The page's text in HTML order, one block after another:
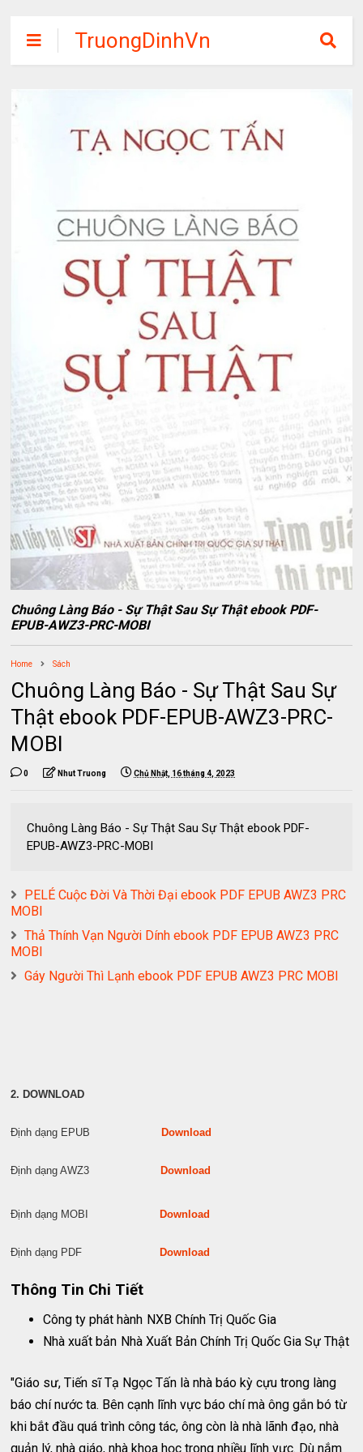
TruongDinhVn
Chia sẽ ebook,
tập miễn phí
Chuông Làng Báo - Sự Thật Sau Sự Thật ebook PDF-
EPUB-AWZ3-PRC-MOBI
Home Sách
Chuông Làng Báo - Sự Thật Sau Sự
Thật ebook PDF-EPUB-AWZ3-PRC-
MOBI
0 Nhut Truong Chủ Nhật, 16 tháng 4, 2023
Chuông Làng Báo - Sự Thật Sau Sự Thật ebook PDF-
EPUB-AWZ3-PRC-MOBI
PELÉ Cuộc Đời Và Thời Đại ebook PDF EPUB AWZ3 PRC
MOBI
Thả Thính Vạn Người Dính ebook PDF EPUB AWZ3 PRC
MOBI
Gáy Người Thì Lạnh ebook PDF EPUB AWZ3 PRC MOBI
2. DOWNLOAD
Định dạng EPUB Download
Định dạng AWZ3 Download
Định dạng MOBI Download
Định dạng PDF Download
Thông Tin Chi Tiết
Công ty phát hành NXB Chính Trị Quốc Gia
Nhà xuất bản Nhà Xuất Bản Chính Trị Quốc Gia Sự Thật
"Giáo sư, Tiến sĩ Tạ Ngọc Tấn là nhà báo kỳ cựu trong làng
báo chí nước ta. Bên cạnh lĩnh vực báo chí mà ông gắn bó từ
khi bắt đầu quá trình công tác, ông còn là nhà lãnh đạo, nhà
quản lý, nhà giáo, nhà khoa học trong nhiều lĩnh vực. Dù nắm